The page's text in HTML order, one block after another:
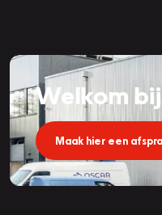
Welkom
Maak hier een